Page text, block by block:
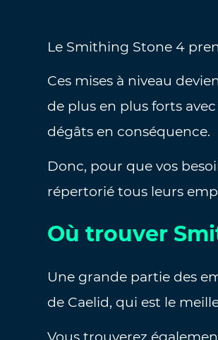
Le Smithing Stone 4
Ces mises à niveau
de plus en plus forts
dégâts en conséquence.
Donc, pour que vos
répertorié tous leurs
Où trouver
Une grande partie des
de Caelid, qui est le
Vous trouverez